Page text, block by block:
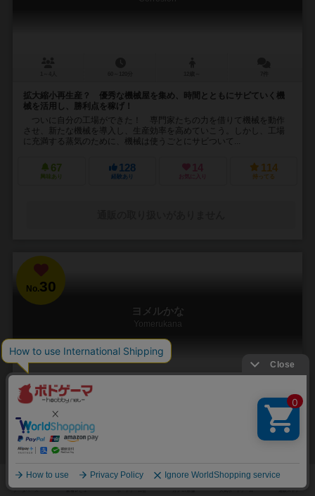
拡大縮小再生産？ 優秀な機械屋を集め、時間とともにサビていく機
械を活用し、勝利点を稼げ！
ついに自分の工場ができた！ 専門家たちの力を借りて機械を動作
させ、新たな機械を導入し、生産効率を高めていこう。しかし、工場
に充満する蒸気のために、機械は使うごとにサビついて...
67
興味あり
128
経験あり
14
お気に入り
114
持ってる
No.30
ヨメルかな
Yomerukana
2～8人 1件
透明シートに書かれた文字を重ねて読め！難易度自由自在！
『ヨメルかな』は遊び方がとっても簡単で、面白い「ナゾの文字クイ
ズ」ゲームです。 透明なプラカードに書かれたひらがな同士を重ねて
「問題」を作り、お互いに読み合います。 ...
経験あり お気に入り 持ってる